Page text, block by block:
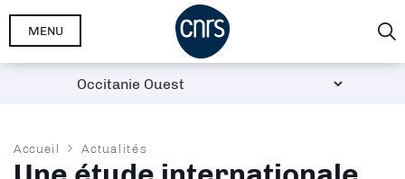
Aller
MENU
Fil
d'Ariane
Accueil Actualités